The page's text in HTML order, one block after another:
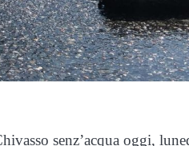
senz’acqua oggi,